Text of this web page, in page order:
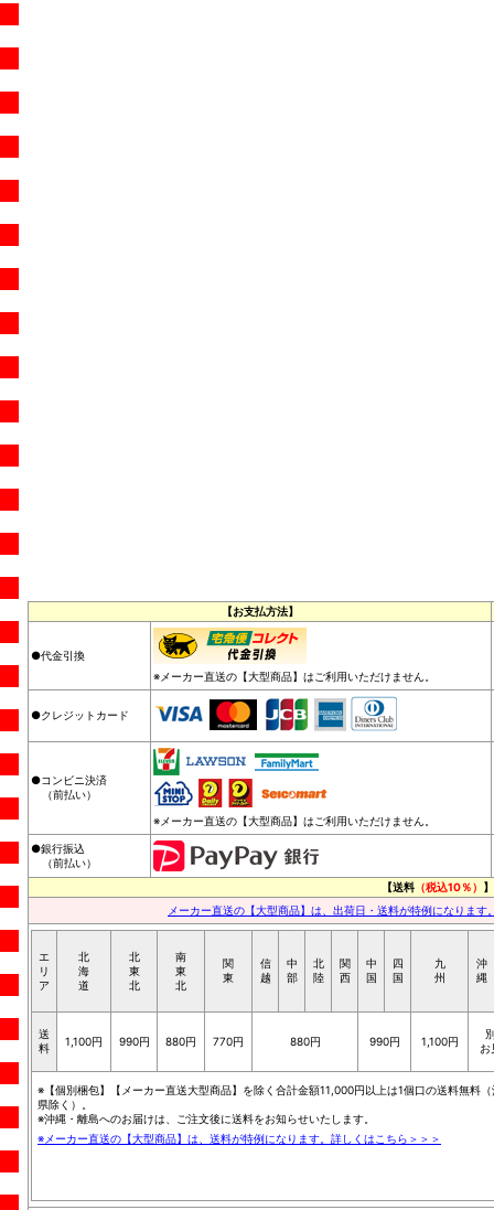
【お支払方法】
●代金引換
※メーカー直送の【大型商品】はご利用いただけません。
●クレジットカード
●コンビニ決済
（前払い）
※メーカー直送の【大型商品】はご利用いただけません。
●銀行振込
（前払い）
【送料 （税込10％） 】
メーカー直送の【大型商品】は、出荷日・送料が特例になりま
エ
リ
ア
北
海
道
北
東
北
南
東
北
関
東
信
越
中
部
北
陸
関
西
中
国
四
国
九
州
沖
縄
送
料
1,100円 990円 880円 770円 880円 990円 1,100円
お
※【個別梱包】【メーカー直送大型商品】を除く合計金額11,000円以上は1個口の送料無料（
県除く）。
※沖縄・離島へのお届けは、ご注文後に送料をお知らせいたします。
※メーカー直送の【大型商品】は、送料が特例になります。詳しくはこちら＞＞＞